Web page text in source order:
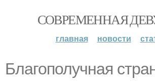
СОВРЕМЕННАЯ
главная новости
Благополучная